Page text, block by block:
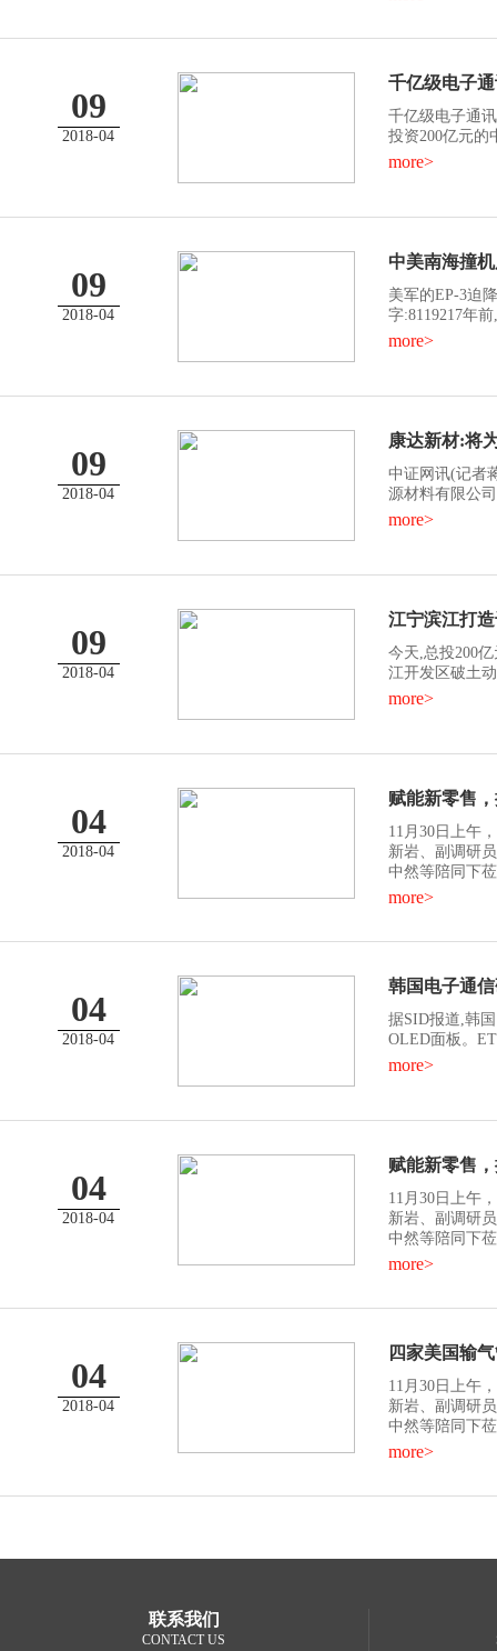
09
2018-04
千亿级电子
千亿级电子通
投资200亿元的
more>
09
2018-04
中美南海撞
美军的EP-3迫
字:8119217年
more>
09
2018-04
康达新材:将
中证网讯(记者
源材料有限公
more>
09
2018-04
江宁滨江打
今天,总投200
江开发区破土
more>
04
2018-04
赋能新零售
11月30日上午
新岩、副调研
中然等陪同下
more>
04
2018-04
韩国电子通
据SID报道,韩
OLED面板。
more>
04
2018-04
赋能新零售
11月30日上午
新岩、副调研
中然等陪同下
more>
04
2018-04
四家美国输
11月30日上午
新岩、副调研
中然等陪同下
more>
联系我们
CONTACT US